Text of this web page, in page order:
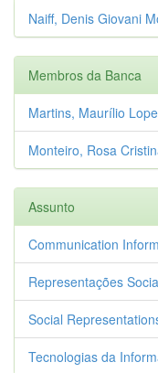
Naiff, Denis Giovani
Membros da Banca
Martins, Maurílio
Monteiro, Rosa
Assunto
Communication
Representações
Social
Tecnologias da